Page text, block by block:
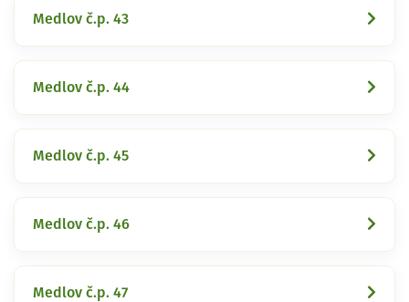
Medlov č.p. 43
Medlov č.p. 44
Medlov č.p. 45
Medlov č.p. 46
Medlov č.p. 47